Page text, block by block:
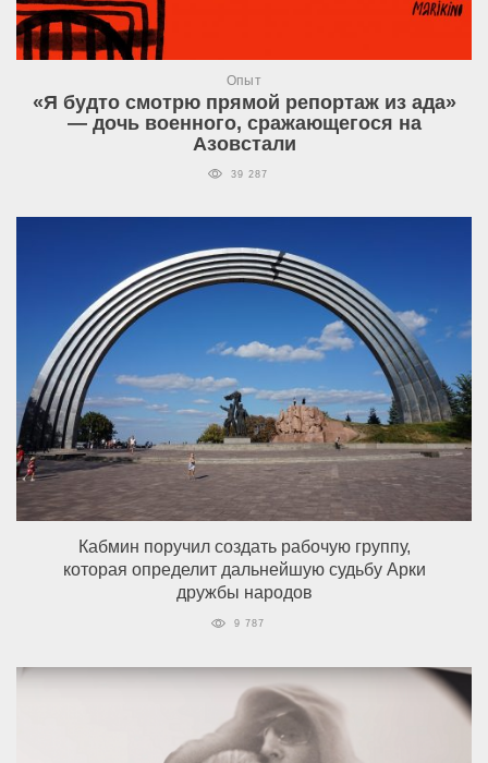
Опыт
«Я будто смотрю прямой репортаж из ада»
— дочь военного, сражающегося на
Азовстали
39 287
Кабмин поручил создать рабочую группу,
которая определит дальнейшую судьбу Арки
дружбы народов
9 787